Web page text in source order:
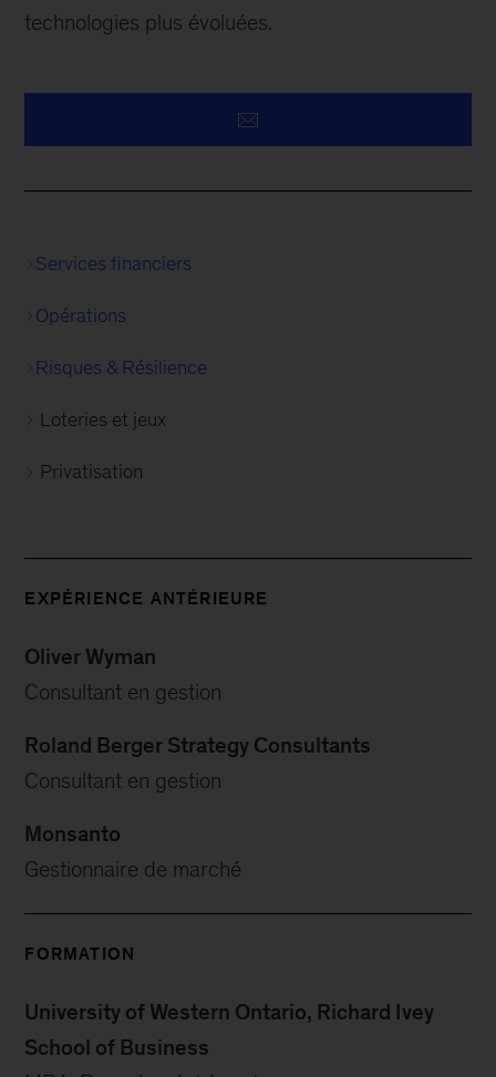
technologies plus évoluées.
Services financiers
Opérations
Risques & Résilience
Loteries et jeux
Privatisation
EXPÉRIENCE ANTÉRIEURE
Oliver Wyman
Consultant en gestion
Roland Berger Strategy Consultants
Consultant en gestion
Monsanto
Gestionnaire de marché
FORMATION
University of Western Ontario, Richard Ivey
School of Business